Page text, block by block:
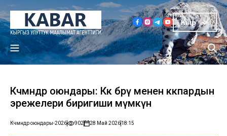
Кыр
Көчмөндөр оюндары: Көк бөрү менен көкпардын
эрежелери биригиши мүмкүн
Көчмөндөр оюндары-2026 902 28 Май 202618:15